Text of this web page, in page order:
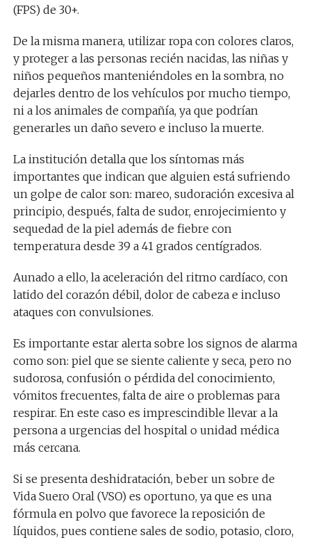
(FPS) de 30+.
De la misma manera, utilizar ropa con colores claros,
y proteger a las personas recién nacidas, las niñas y
niños pequeños manteniéndoles en la sombra, no
dejarles dentro de los vehículos por mucho tiempo,
ni a los animales de compañía, ya que podrían
generarles un daño severo e incluso la muerte.
La institución detalla que los síntomas más
importantes que indican que alguien está sufriendo
un golpe de calor son: mareo, sudoración excesiva al
principio, después, falta de sudor, enrojecimiento y
sequedad de la piel además de fiebre con
temperatura desde 39 a 41 grados centígrados.
Aunado a ello, la aceleración del ritmo cardíaco, con
latido del corazón débil, dolor de cabeza e incluso
ataques con convulsiones.
Es importante estar alerta sobre los signos de alarma
como son: piel que se siente caliente y seca, pero no
sudorosa, confusión o pérdida del conocimiento,
vómitos frecuentes, falta de aire o problemas para
respirar. En este caso es imprescindible llevar a la
persona a urgencias del hospital o unidad médica
más cercana.
Si se presenta deshidratación, beber un sobre de
Vida Suero Oral (VSO) es oportuno, ya que es una
fórmula en polvo que favorece la reposición de
líquidos, pues contiene sales de sodio, potasio, cloro,